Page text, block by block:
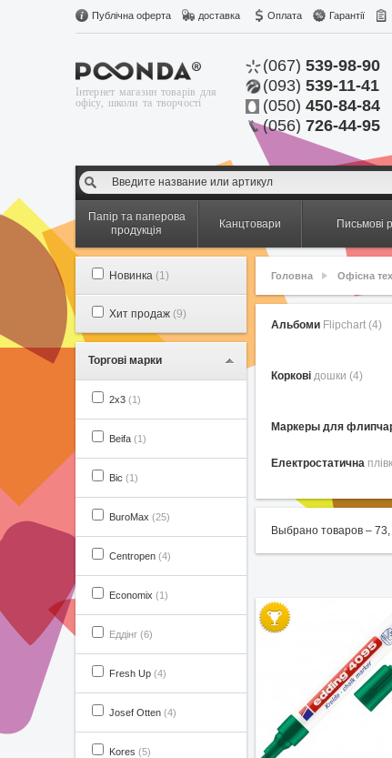
Публічна оферта доставка Оплата Гарантії
Інтернет магазин товарів для
офісу, школи та творчості
(067) 539-98-90
(093) 539-11-41
(050) 450-84-84
(056) 726-44-95
Папір та паперова
продукція
Канцтовари Письмові
Новинка (1)
Хит продаж (9)
Торгові марки
2x3 (1)
Beifa (1)
Bic (1)
BuroMax (25)
Centropen (4)
Economix (1)
Еддінг (6)
Fresh Up (4)
Josef Otten (4)
Kores (5)
Головна Офісна
Альбоми Flipchart (4)
Коркові дошки (4)
Маркеры для
Електростатична
Выбрано товаров – 73